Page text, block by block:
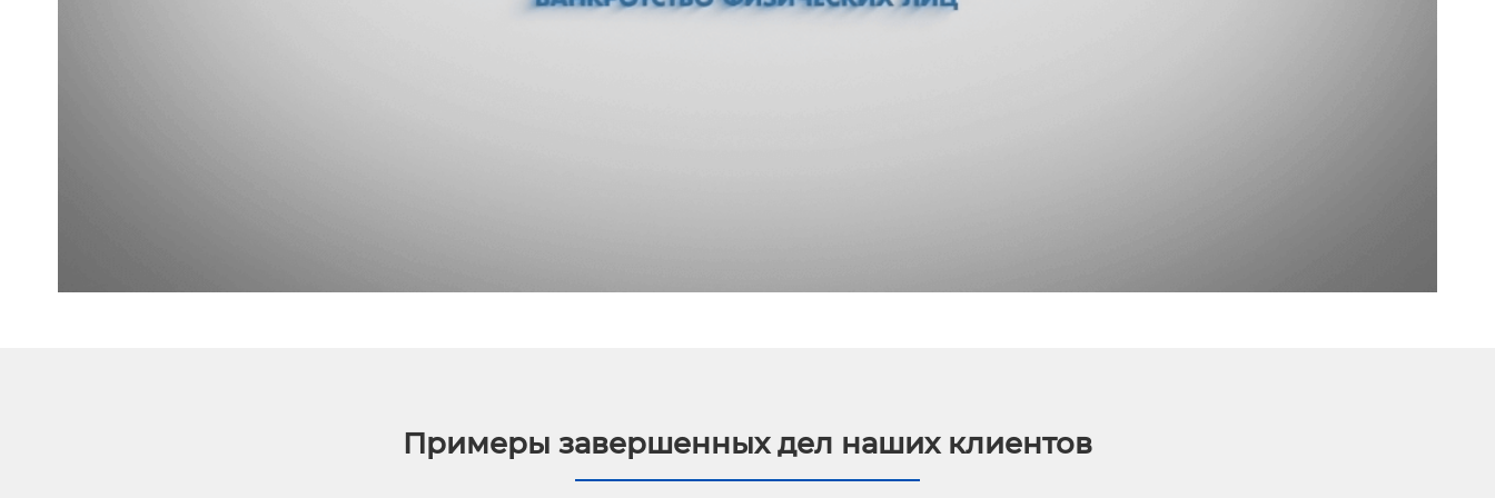
Примеры завершенных дел наших клиентов